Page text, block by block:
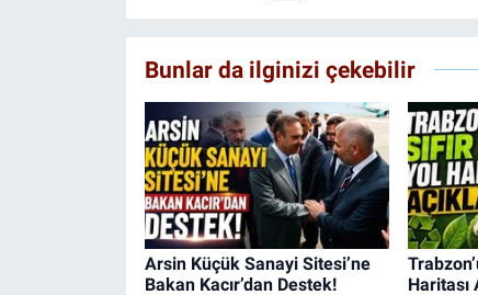
Bunlar da ilginizi çekebilir
Arsin Küçük Sanayi Sitesi’ne
Bakan Kacır’dan Destek!
Haritası